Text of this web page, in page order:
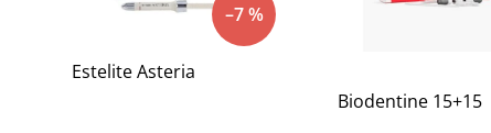
–7 %
Estelite Asteria
Biodentine 15+15